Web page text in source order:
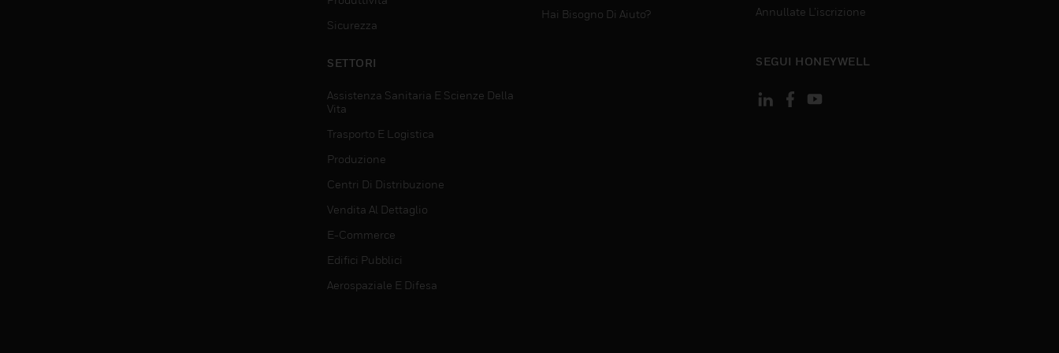
Sicurezza
SETTORI
Assistenza Sanitaria E Scienze Della
Vita
Trasporto E Logistica
Produzione
Centri Di Distribuzione
Vendita Al Dettaglio
E-Commerce
Edifici Pubblici
Aerospaziale E Difesa
Hai Bisogno Di Aiuto?
Annullate L’iscrizione
SEGUI HONEYWELL